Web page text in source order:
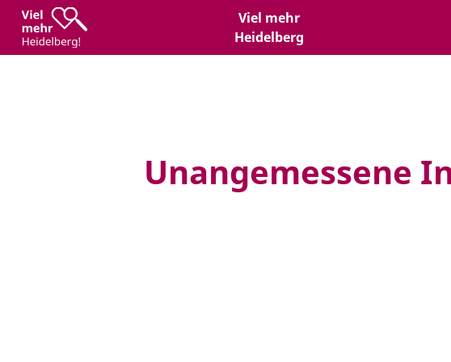
Zum
Inhalt
Zum
Hauptmenü
Viel mehr
Heidelberg
Unangemessene